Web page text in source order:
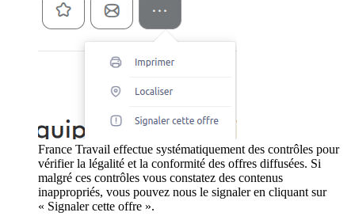
France Travail effectue systématiquement des contrôles pour
vérifier la légalité et la conformité des offres diffusées. Si
malgré ces contrôles vous constatez des contenus
inappropriés, vous pouvez nous le signaler en cliquant sur
« Signaler cette offre ».